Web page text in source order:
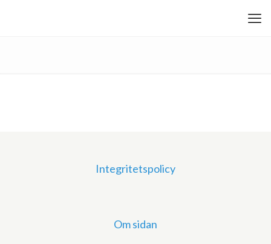
Integritetspolicy
Om sidan